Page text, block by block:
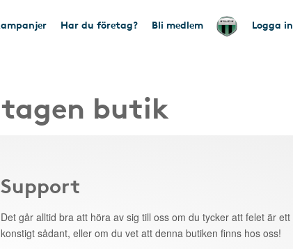
Har du företag? Bli medlem Logga in
butik
Support
Det går alltid bra att höra av sig till oss om du tycker att felet är ett
konstigt sådant, eller om du vet att denna butiken finns hos oss!